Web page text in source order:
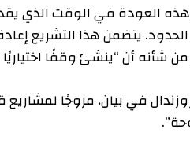
في الوقت الذي يقدم
يتضمن هذا التشريع إعادة
أن “ينشئ وقفًا اختياريًا لمعظم
في بيان، مروجًا لمشاريع